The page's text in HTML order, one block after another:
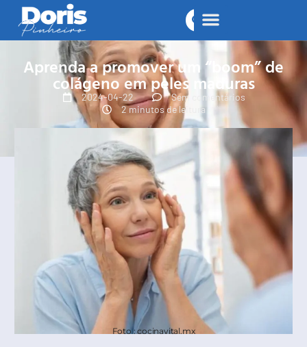
Aprenda a promover um “boom” de
colágeno em peles maduras
2024-04-22
Sem comentários
2 minutos de leitura
Foto : cocinavital.mx